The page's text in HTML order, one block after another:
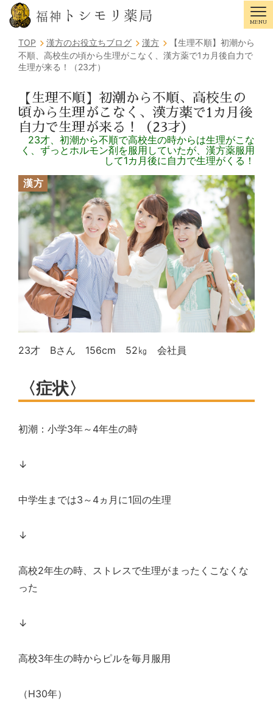
福神 トシモリ薬局 MENU
TOP
漢方のお役立ちブログ 漢方
【生理不順】初潮から
不順、高校生の頃から生理がこなく、漢方薬で1カ月後自力で
生理が来る！（23才）
【生理不順】初潮から不順、高校生の
頃から生理がこなく、漢方薬で1カ月後
自力で生理が来る！（23才）
23才、初潮から不順で高校生の時からは生理がこな
く、ずっとホルモン剤を服用していたが、漢方薬服用
して1カ月後に自力で生理がくる！
漢方
23才 Bさん 156cm 52㎏ 会社員
〈症状〉
初潮：小学3年～ 4年生の時
↓
中学生までは3 ～ 4ヵ月に1回の生理
↓
高校2年生の時、ストレスで生理がまったくこなくな
った
↓
高校3年生の時からピルを毎月服用
（H30年）